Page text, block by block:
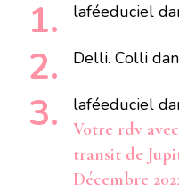
laféeduciel
Delli. Colli
laféeduciel
Votre rdv
transit de
Décembre